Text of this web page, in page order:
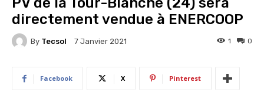
directement vendue à ENERCOOP
By Tecsol 7 Janvier 2021 0
1
Facebook X Pinterest